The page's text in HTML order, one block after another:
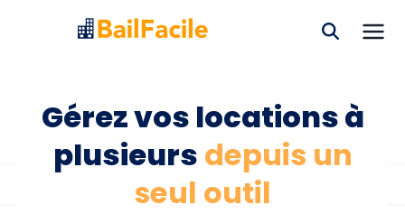
Gérez vos locations à
plusieurs depuis un
seul outil